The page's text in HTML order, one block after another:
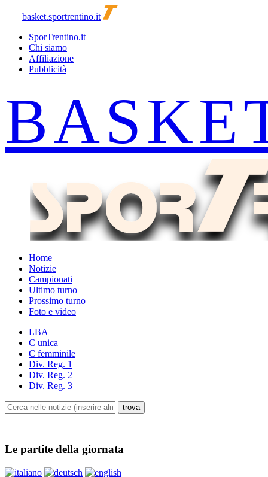
basket.sportrentino.it
SporTrentino.it
Chi siamo
Affiliazione
Pubblicità
Home
Notizie
Campionati
Ultimo turno
Prossimo turno
Foto e video
LBA
C unica
C femminile
Div. Reg. 1
Div. Reg. 2
Div. Reg. 3
Le partite della giornata